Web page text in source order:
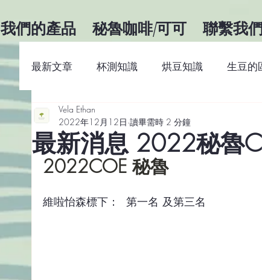
我們的產品 秘魯咖啡/可可 聯繫我們
最新文章 杯測知識 烘豆知識 生豆的
咖啡商業知識
最新消息 2022秘魯
Vela Ethan
2022年12月12日 讀畢需時 2 分鐘
2022COE 秘魯
維啦怡森標下：  第一名 及第三名